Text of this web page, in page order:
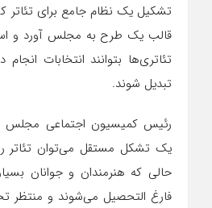
تشکیل یک نظام جامع برای تئاتر
قالب یک طرح به مجلس آورد و
تئاتری‌ها بتوانند انتخابات
تبدیل شوند.
رئیس کمیسیون اجتماعی مجلس
یک تشکل مستقل می‌توان تئاتر
حالی که هنرمندان و جوانان
فارغ التحصیل می‌شوند و منتظر